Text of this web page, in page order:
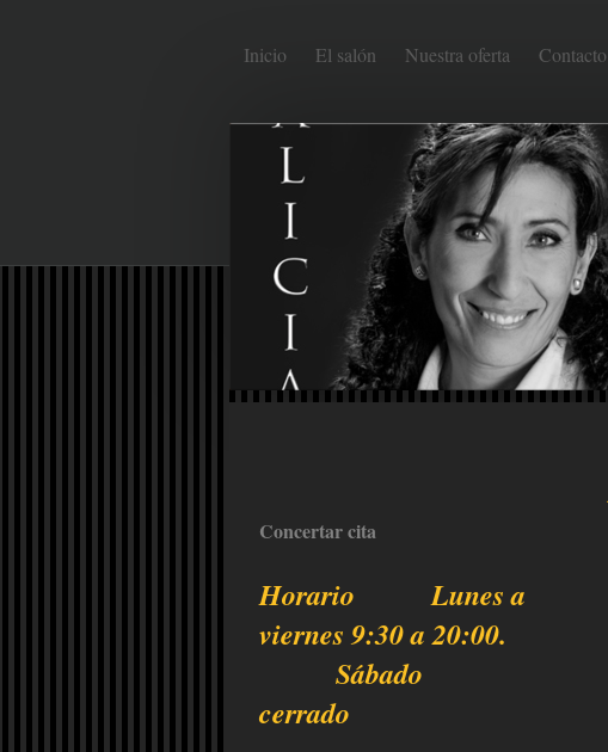
Inicio El salón Nuestra oferta Contacto
Concertar cita
Horario Lunes a
viernes 9:30 a 20:00.
Sábado
cerrado